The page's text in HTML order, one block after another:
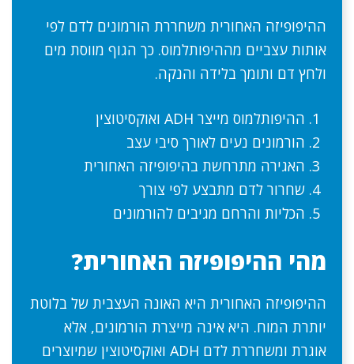
ההיפופיזה האחורית משחררת הורמונים לדם לפי
אותות עצביים מההיפותלמוס. כך הגוף מווסת מים
ולחץ דם ותומך בלידה והנקה.
ההיפותלמוס מייצר ADH ואוקסיטוצין
הורמונים נעים לאורך סיבי עצב
האגירה מתרחשת בהיפופיזה האחורית
שחרור לדם מתבצע לפי צורך
הכליות והרחם מגיבים להורמונים
מהי ההיפופיזה האחורית?
ההיפופיזה האחורית היא האונה העצבית של בלוטת
יותרת המוח. היא אינה מייצרת הורמונים, אלא
אוגרת ומשחררת לדם ADH ואוקסיטוצין שמיוצרים